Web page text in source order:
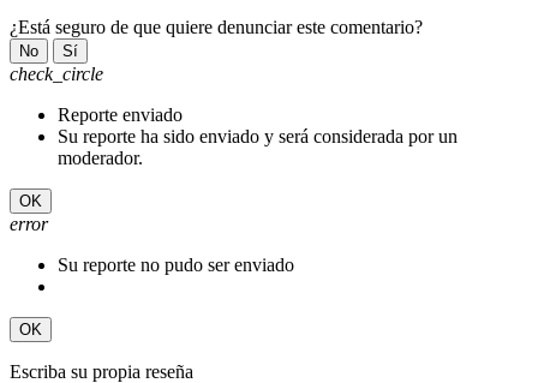
¿Está seguro de que quiere denunciar este comentario?
No Sí
check_circle
Reporte enviado
Su reporte ha sido enviado y será considerada por un
moderador.
OK
error
Su reporte no pudo ser enviado
OK
Escriba su propia reseña